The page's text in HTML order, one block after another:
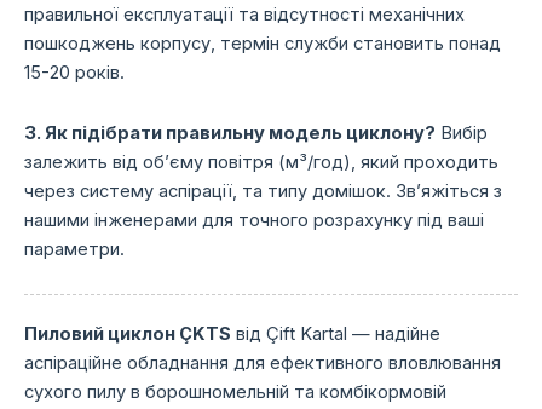
правильної експлуатації та відсутності механічних
пошкоджень корпусу, термін служби становить понад
15-20 років.
3. Як підібрати правильну модель циклону? Вибір
залежить від об’єму повітря (м³/год), який проходить
через систему аспірації, та типу домішок. Зв’яжіться з
нашими інженерами для точного розрахунку під ваші
параметри.
Пиловий циклон ÇKTS від Çift Kartal — надійне
аспіраційне обладнання для ефективного вловлювання
сухого пилу в борошномельній та комбікормовій